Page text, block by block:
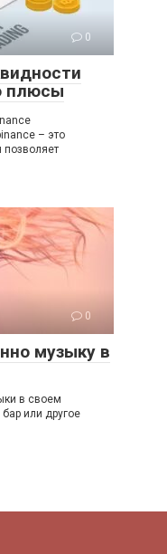
0
плюсы
– это
позволяет
0
музыку в
в своем
или другое